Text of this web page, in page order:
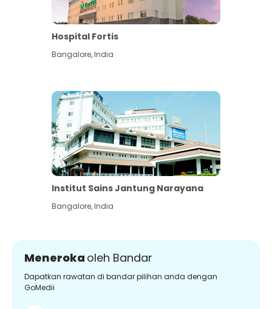
Hospital Fortis
Bangalore,India
Institut Sains Jantung Narayana
Bangalore,India
Meneroka oleh Bandar
Dapatkan rawatan di bandar pilihan anda dengan
GoMedii